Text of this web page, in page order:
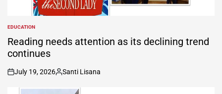
POSTED
IN
EDUCATION
Reading needs attention as its declining trend
continues
on
July 19, 2026
Posted
Santi Lisana